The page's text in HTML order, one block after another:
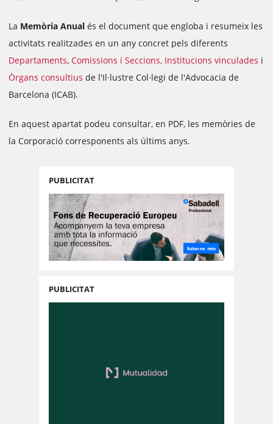
La Memòria Anual és el document que engloba i resumeix les
activitats realitzades en un any concret pels diferents
Departaments, Comissions i Seccions, Institucions vinculades i
Òrgans consultius de l'Il·lustre Col·legi de l'Advocacia de
Barcelona (ICAB).
En aquest apartat podeu consultar, en PDF, les memòries de
la Corporació corresponents als últims anys.
PUBLICITAT
PUBLICITAT